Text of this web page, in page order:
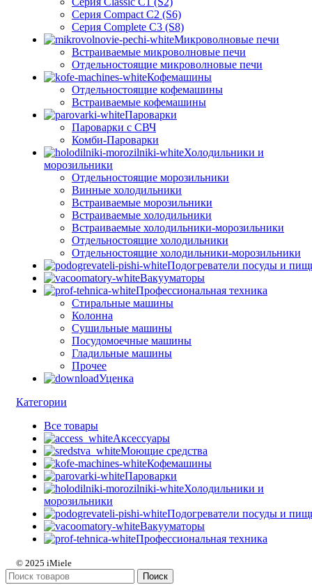
Серия Compact C2 (S6)
Серия Complete C3 (S8)
Микроволновые печи
Встраиваемые микроволновые печи
Отдельностоящие микроволновые печи
Кофемашины
Отдельностоящие кофемашины
Встраиваемые кофемашины
Пароварки
Пароварки с СВЧ
Комби-Пароварки
Холодильники и
морозильники
Отдельностоящие морозильники
Винные холодильники
Встраиваемые морозильники
Встраиваемые холодильники
Встраиваемые холодильники-морозильники
Отдельностоящие холодильники
Отдельностоящие холодильники-морозильники
Подогреватели посуды и
Вакууматоры
Профессиональная техника
Стиральные машины
Колонна
Сушильные машины
Посудомоечные машины
Гладильные машины
Прочее
Уценка
Категории
Все товары
Аксессуары
Моющие средства
Кофемашины
Пароварки
Холодильники и
морозильники
Подогреватели посуды и
Вакууматоры
Профессиональная техника
© 2025 iMiele
Поиск